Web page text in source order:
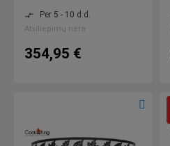
compare_arrows Per 5 - 10 d.d.
Atsiliepimų nėra
354,95 €